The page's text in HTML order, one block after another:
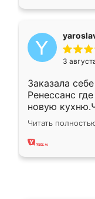
3
Заказала
Ренессанс
новую
вполне
два года,
Читать